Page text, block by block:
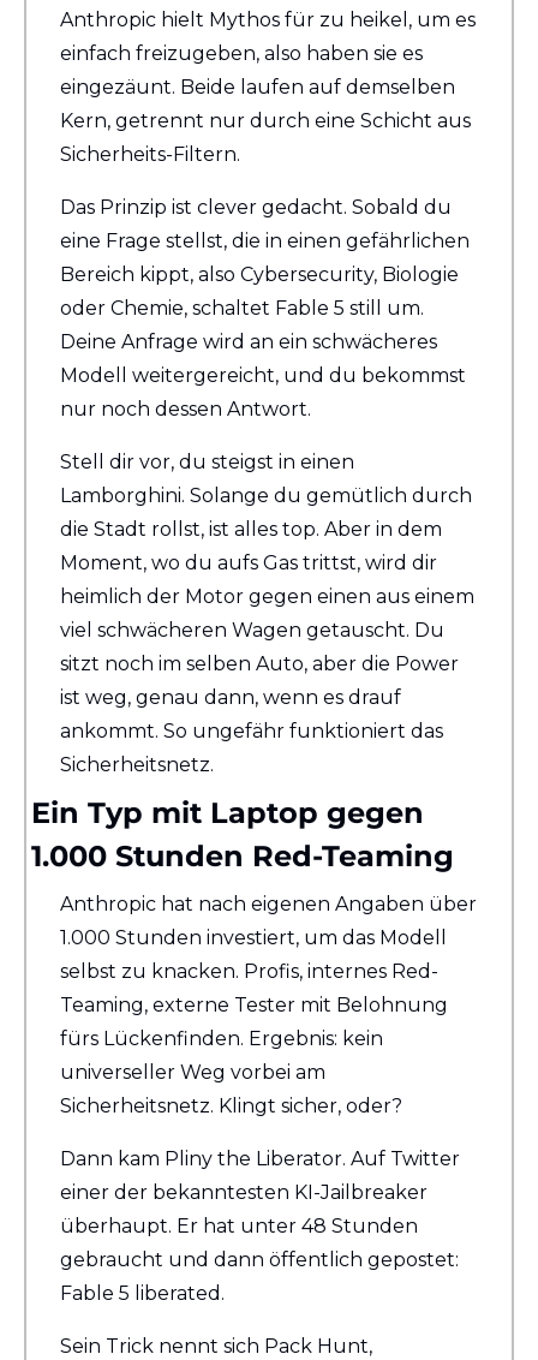
Anthropic hielt Mythos für zu heikel, um es
einfach freizugeben, also haben sie es
eingezäunt. Beide laufen auf demselben
Kern, getrennt nur durch eine Schicht aus
Sicherheits-Filtern.
Das Prinzip ist clever gedacht. Sobald du
eine Frage stellst, die in einen gefährlichen
Bereich kippt, also Cybersecurity, Biologie
oder Chemie, schaltet Fable 5 still um.
Deine Anfrage wird an ein schwächeres
Modell weitergereicht, und du bekommst
nur noch dessen Antwort.
Stell dir vor, du steigst in einen
Lamborghini. Solange du gemütlich durch
die Stadt rollst, ist alles top. Aber in dem
Moment, wo du aufs Gas trittst, wird dir
heimlich der Motor gegen einen aus einem
viel schwächeren Wagen getauscht. Du
sitzt noch im selben Auto, aber die Power
ist weg, genau dann, wenn es drauf
ankommt. So ungefähr funktioniert das
Sicherheitsnetz.
Ein Typ mit Laptop gegen
1.000 Stunden Red-Teaming
Anthropic hat nach eigenen Angaben über
1.000 Stunden investiert, um das Modell
selbst zu knacken. Profis, internes Red-
Teaming, externe Tester mit Belohnung
fürs Lückenfinden. Ergebnis: kein
universeller Weg vorbei am
Sicherheitsnetz. Klingt sicher, oder?
Dann kam Pliny the Liberator. Auf Twitter
einer der bekanntesten KI-Jailbreaker
überhaupt. Er hat unter 48 Stunden
gebraucht und dann öffentlich gepostet:
Fable 5 liberated.
Sein Trick nennt sich Pack Hunt,